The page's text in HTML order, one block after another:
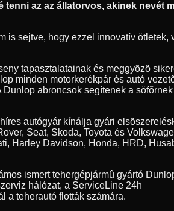
az az állatorvos, akinek nevét
sejtve, hogy ezzel innovatív ötletek,
tapasztalatainak és meggyõzõ
minden motorkerékpár és autó
abroncsok segítenek a
autógyár kínálja gyári
Seat, Skoda, Toyota és
Harley Davidson, Honda, HRD,
ismert tehergépjármû gyártó
hálózat, a ServiceLine 24h
a teherautó flották számára.